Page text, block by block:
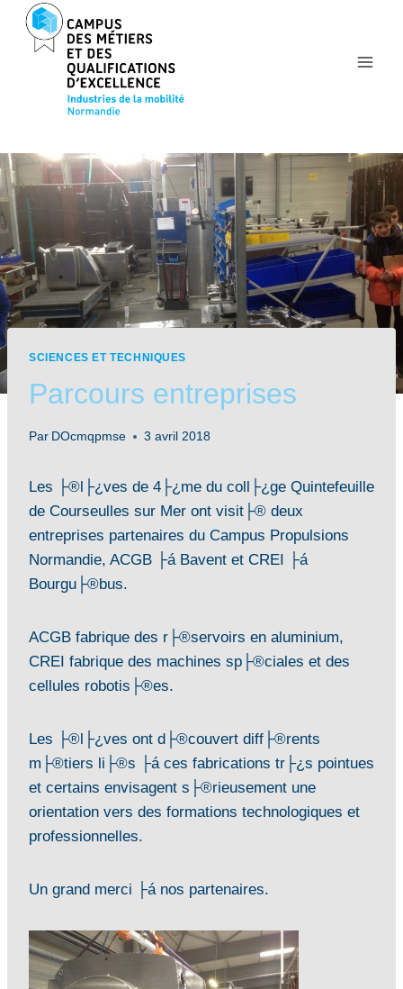
Aller
SCIENCES ET TECHNIQUES
Parcours entreprises
Par DOcmqpmse 3 avril 2018
Les ├®l├¿ves de 4├¿me du coll├¿ge Quintefeuille
de Courseulles sur Mer ont visit├® deux
entreprises partenaires du Campus Propulsions
Normandie, ACGB ├á Bavent et CREI ├á
Bourgu├®bus.
ACGB fabrique des r├®servoirs en aluminium,
CREI fabrique des machines sp├®ciales et des
cellules robotis├®es.
Les ├®l├¿ves ont d├®couvert diff├®rents
m├®tiers li├®s ├á ces fabrications tr├¿s pointues
et certains envisagent s├®rieusement une
orientation vers des formations technologiques et
professionnelles.
Un grand merci ├á nos partenaires.